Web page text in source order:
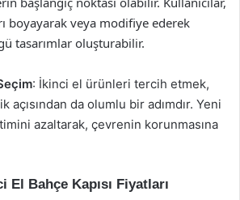
boyayarak veya modifiye ederek
tasarımlar oluşturabilir.
: İkinci el ürünleri tercih etmek,
açısından da olumlu bir adımdır. Yeni
azaltarak, çevrenin korunmasına
El Bahçe Kapısı Fiyatları